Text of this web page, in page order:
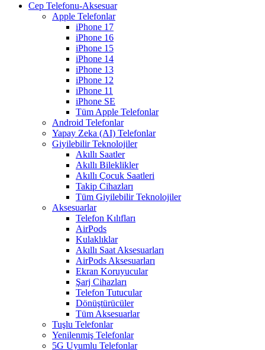
Cep Telefonu-Aksesuar
Apple Telefonlar
iPhone 17
iPhone 16
iPhone 15
iPhone 14
iPhone 13
iPhone 12
iPhone 11
iPhone SE
Tüm Apple Telefonlar
Android Telefonlar
Yapay Zeka (AI) Telefonlar
Giyilebilir Teknolojiler
Akıllı Saatler
Akıllı Bileklikler
Akıllı Çocuk Saatleri
Takip Cihazları
Tüm Giyilebilir Teknolojiler
Aksesuarlar
Telefon Kılıfları
AirPods
Kulaklıklar
Akıllı Saat Aksesuarları
AirPods Aksesuarları
Ekran Koruyucular
Şarj Cihazları
Telefon Tutucular
Dönüştürücüler
Tüm Aksesuarlar
Tuşlu Telefonlar
Yenilenmiş Telefonlar
5G Uyumlu Telefonlar